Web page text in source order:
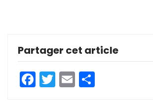
Partager cet article
Facebook
Twitter
Email